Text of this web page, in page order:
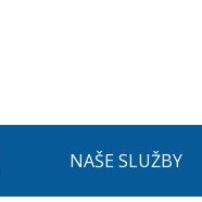
NAŠE SLUŽBY